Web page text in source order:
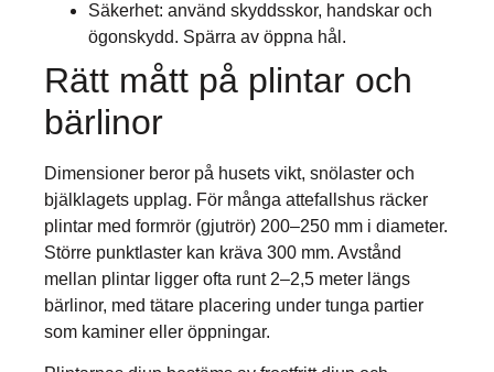
Säkerhet: använd skyddsskor, handskar och
ögonskydd. Spärra av öppna hål.
Rätt mått på plintar och
bärlinor
Dimensioner beror på husets vikt, snölaster och
bjälklagets upplag. För många attefallshus räcker
plintar med formrör (gjutrör) 200–250 mm i diameter.
Större punktlaster kan kräva 300 mm. Avstånd
mellan plintar ligger ofta runt 2–2,5 meter längs
bärlinor, med tätare placering under tunga partier
som kaminer eller öppningar.